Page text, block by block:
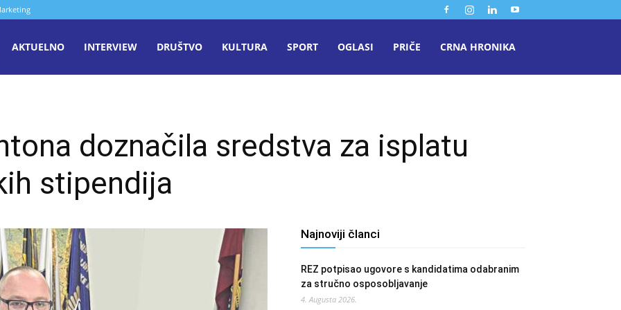
AKTUELNO INTERVIEW DRUŠTVO KULTURA SPORT OGLASI PRIČE CRNA HRONIKA
doznačila sredstva za isplatu
stipendija
Najnoviji članci
REZ potpisao ugovore s kandidatima odabranim
za stručno osposobljavanje
4. Augusta 2026.